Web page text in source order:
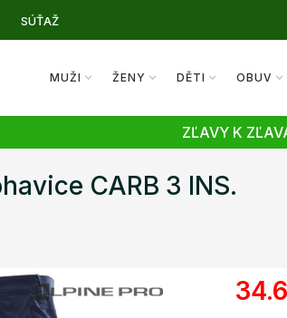
SÚŤAŽ
MUŽI ŽENY DĚTI OBUV
ZĽAVY K
CARB 3 INS.